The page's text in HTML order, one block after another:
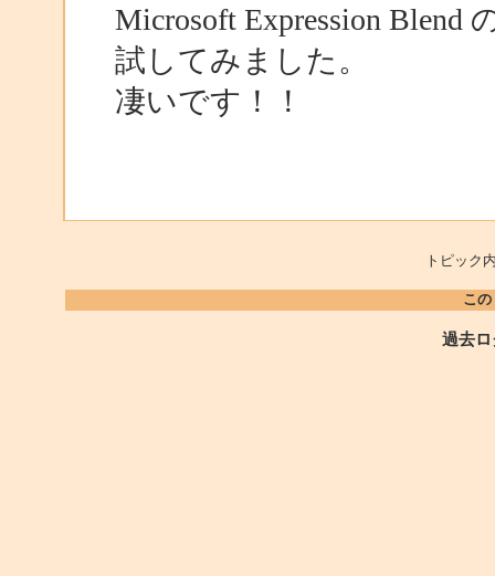
Microsoft Expression Blend
試してみました。
凄いです！！
トピッ
こ
過去